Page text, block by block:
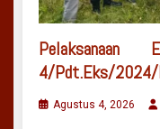
Pelaksanaan
4/Pdt.Eks/
Agustus 4, 2026